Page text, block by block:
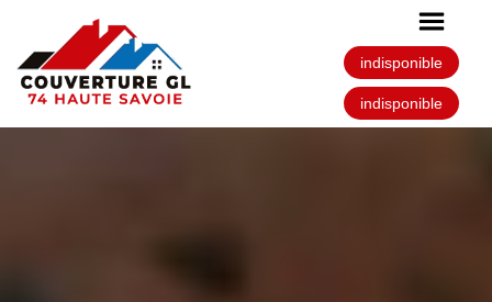
indisponible
indisponible